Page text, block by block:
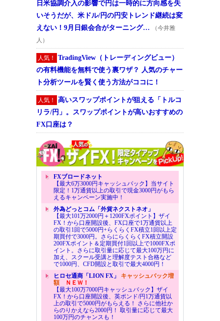
日米協調介入の影響で円は一時的に方向感を失
いそうだが、米ドル/円の円安トレンド継続は変
えない！9月日銀会合がターニング…
（今井雅
人）
人気！
TradingView（トレーディングビュー）
の有料機能を無料で使う裏ワザ？ 人気のチャー
ト分析ツールを賢く使う方法がココに！
人気！
高いスワップポイントが狙える「トルコ
リラ/円」。スワップポイントが高いおすすめの
FX口座は？
FXブロードネット
【最大6万3000円キャッシュバック】当サイト
限定！1万通貨以上の取引で現金3000円がもら
えるキャンペーン実施中！
外為どっとコム「外貨ネクストネオ」
【最大101万2000円＋1200FXポイント】ザイ
FX！から口座開設後、FX口座で1万通貨以上
の取引1回で5000円+らくらくFX積立1回以上定
期買付で3000円。さらにらくらくFX積立開設
200FXポイント＆定期買付1回以上で1000FXポ
イント。さらに取引量に応じて最大100万円に
加え、スクール受講と理解度テスト合格など
で1000円、CFD開設と取引で最大4000円！
ヒロセ通商「LION FX」 キャッシュバック増
額ＮＥＷ！
【最大100万7000円キャッシュバック】ザイ
FX！から口座開設後、英ポンド/円1万通貨以
上の取引で5000円がもらえる！ さらに他社か
らのりかえなら2000円！ 取引量に応じて最大
100万円のチャンスも！